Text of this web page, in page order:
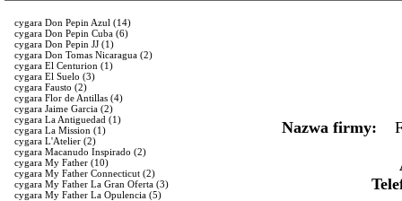
cygara Don Pepin Azul (14)
cygara Don Pepin Cuba (6)
cygara Don Pepin JJ (1)
cygara Don Tomas Nicaragua (2)
cygara El Centurion (1)
cygara El Suelo (3)
cygara Fausto (2)
cygara Flor de Antillas (4)
cygara Jaime Garcia (2)
cygara La Antiguedad (1)
cygara La Mission (1)
cygara L'Atelier (2)
cygara Macanudo Inspirado (2)
cygara My Father (10)
cygara My Father Connecticut (2)
cygara My Father La Gran Oferta (3)
cygara My Father La Opulencia (5)
Nazwa firmy: